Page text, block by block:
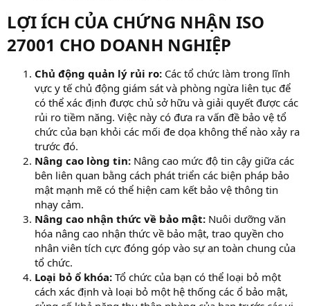
LỢI ÍCH CỦA CHỨNG NHẬN ISO
27001 CHO DOANH NGHIỆP​
Chủ động quản lý rủi ro: Các tổ chức làm trong lĩnh
vực y tế chủ động giám sát và phòng ngừa liên tục để
có thể xác định được chủ sở hữu và giải quyết được các
rủi ro tiềm năng. Việc này có đưa ra vấn đề bảo vệ tổ
chức của bạn khỏi các mối đe dọa không thể nào xảy ra
trước đó.
Nâng cao lòng tin: Nâng cao mức độ tin cậy giữa các
bên liên quan bằng cách phát triển các biện pháp bảo
mật mạnh mẽ có thể hiện cam kết bảo vệ thông tin
nhạy cảm.
Nâng cao nhận thức về bảo mật: Nuôi dưỡng văn
hóa nâng cao nhận thức về bảo mật, trao quyền cho
nhân viên tích cực đóng góp vào sự an toàn chung của
tổ chức.
Loại bỏ ổ khóa: Tổ chức của bạn có thể loại bỏ một
cách xác định và loại bỏ một hệ thống các ổ bảo mật,